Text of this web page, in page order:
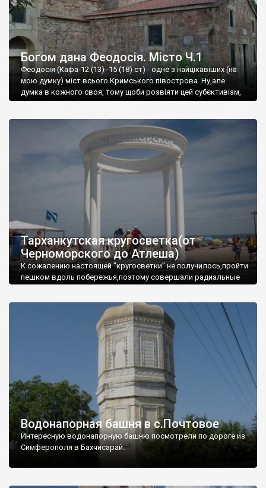
Богом дана Феодосія. Місто Ч.1
Феодосія (Кафа-12 (13) -15 (18) ст) - одне з найцікавіших (на
мою думку) міст всього Кримського півострова .Ну,але
думка в кожного своя, тому щоби розвіяти цей субєктивізм,
запрошую відвідати це
Тарханкутская кругосветка(от
Черноморского до Атлеша)
К сожалению настоящей "кругосветки" не получилось,пройти
пешком вдоль побережья,поэтому совершали радиальные
Водонапорная башня в с.Почтовое
Интересную водонапорную башню посмотрели по дороге из
Симферополя в Бахчисарай.